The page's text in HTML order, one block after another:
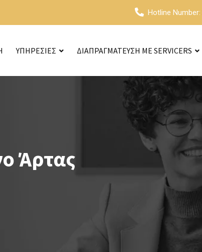
Hotline Number:
ΥΠΗΡΕΣΙΕΣ ΔΙΑΠΡΑΓΜΑΤΕΥΣΗ ΜΕ SERVICERS
Άρτας